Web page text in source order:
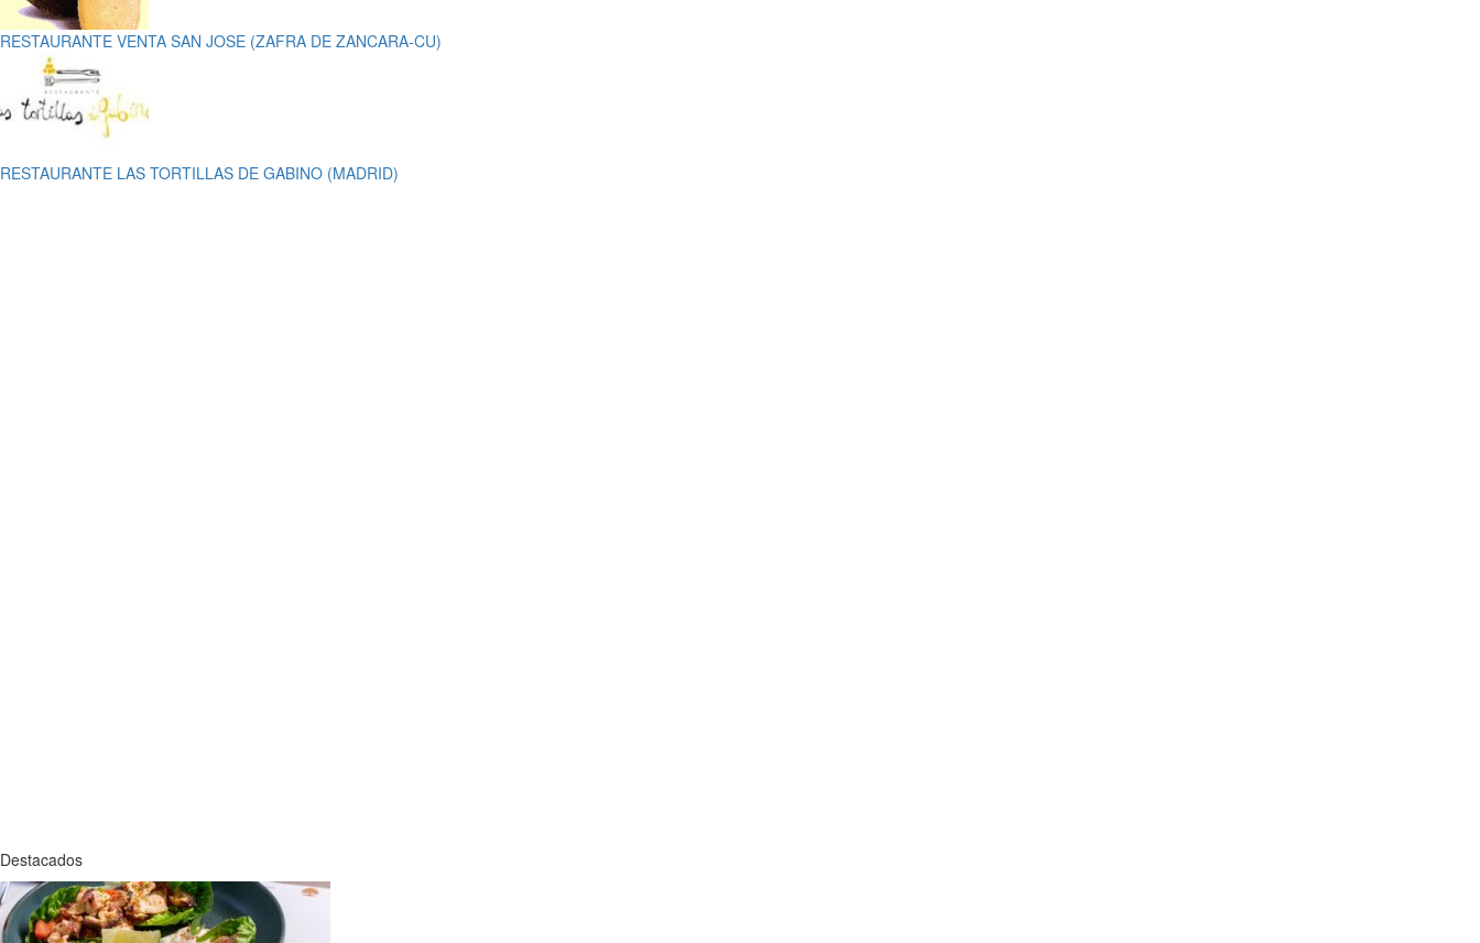
RESTAURANTE VENTA SAN JOSE (ZAFRA DE ZANCARA-CU)
RESTAURANTE LAS TORTILLAS DE GABINO (MADRID)
Destacados